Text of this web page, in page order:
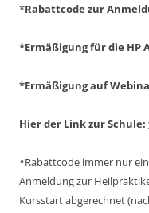
*Rabattcode zur
*Ermäßigung für die HP
*Ermäßigung auf
Hier der Link zur Schule:
*Rabattcode immer nur
Anmeldung zur
Kursstart abgerechnet